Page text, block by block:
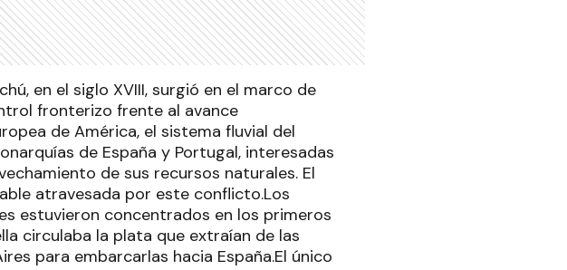
en el siglo XVIII, surgió en el marco de
fronterizo frente al avance
de América, el sistema fluvial del
de España y Portugal, interesadas
de sus recursos naturales. El
atravesada por este conflicto.Los
estuvieron concentrados en los primeros
circulaba la plata que extraían de las
para embarcarlas hacia España.El único